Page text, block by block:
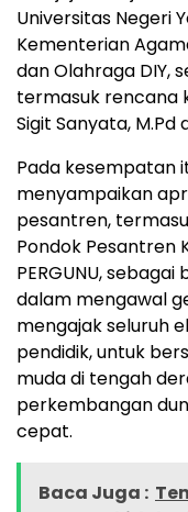
Universitas Negeri
Kementerian
dan Olahraga DIY,
termasuk rencana
Sigit Sanyata, M.Pd
Pada kesempatan
menyampaikan
pesantren,
Pondok Pesantren
PERGUNU,
dalam mengawal
mengajak seluruh
pendidik, untuk
muda di tengah
perkembangan
cepat.
Baca Juga :